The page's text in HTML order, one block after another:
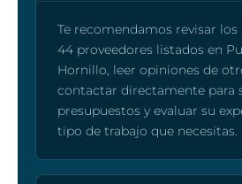
Te recomendamos revisar los
44 proveedores listados en
Hornillo, leer opiniones de
contactar directamente para
presupuestos y evaluar su
tipo de trabajo que necesitas.